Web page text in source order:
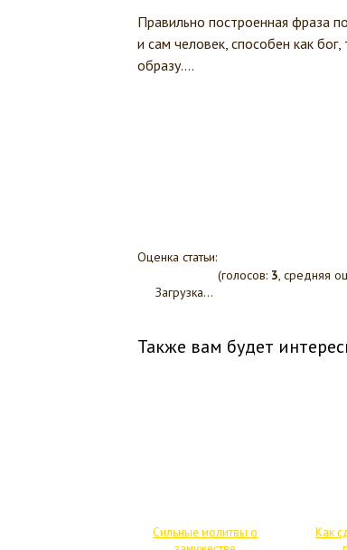
Правильно построенная фраза
и сам человек, способен как
образу….
Оценка статьи:
(голосов: 3, средняя
Загрузка...
Также вам будет
Сильные молитвы о
Как